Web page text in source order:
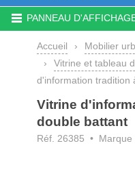
PANNEAU
Accueil › Mobilier
›
Vitrine et tableau
d'information tradition
Vitrine
double battant
Réf. 26385 • Marque